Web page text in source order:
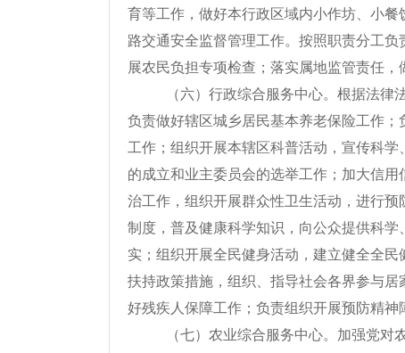
育等工作，做好本行政区域内小作坊、小
路交通安全监督管理工作。按照职责分工
展农民负担专项检查；落实属地监管责任，
（六）行政综合服务中心。根据法
负责做好辖区城乡居民基本养老保险工作
工作；组织开展本辖区科普活动，宣传科
的成立和业主委员会的选举工作；加大信
治工作，组织开展群众性卫生活动，进行
制度，普及健康科学知识，向公众提供科
实；组织开展全民健身活动，建立健全全
扶持政策措施，组织、指导社会各界参与
好残疾人保障工作；负责组织开展预防精神
（七）农业综合服务中心。加强党